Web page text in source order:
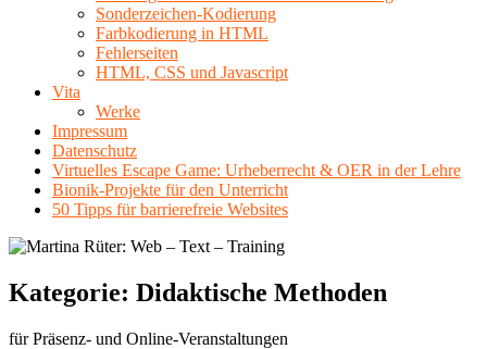
Sonderzeichen-Kodierung
Farbkodierung in HTML
Fehlerseiten
HTML, CSS und Javascript
Vita
Werke
Impressum
Datenschutz
Virtuelles Escape Game: Urheberrecht & OER in der Lehre
Bionik-Projekte für den Unterricht
50 Tipps für barrierefreie Websites
Kategorie: Didaktische Methoden
für Präsenz- und Online-Veranstaltungen